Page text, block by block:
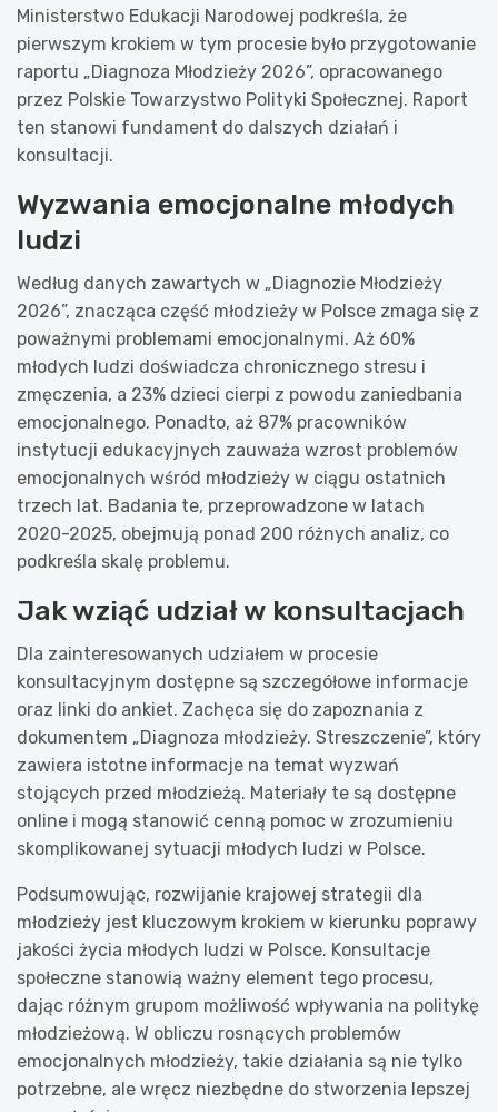
Ministerstwo Edukacji Narodowej podkreśla, że
pierwszym krokiem w tym procesie było przygotowanie
raportu „Diagnoza Młodzieży 2026”, opracowanego
przez Polskie Towarzystwo Polityki Społecznej. Raport
ten stanowi fundament do dalszych działań i
konsultacji.
Wyzwania emocjonalne młodych
ludzi
Według danych zawartych w „Diagnozie Młodzieży
2026”, znacząca część młodzieży w Polsce zmaga się z
poważnymi problemami emocjonalnymi. Aż 60%
młodych ludzi doświadcza chronicznego stresu i
zmęczenia, a 23% dzieci cierpi z powodu zaniedbania
emocjonalnego. Ponadto, aż 87% pracowników
instytucji edukacyjnych zauważa wzrost problemów
emocjonalnych wśród młodzieży w ciągu ostatnich
trzech lat. Badania te, przeprowadzone w latach
2020-2025, obejmują ponad 200 różnych analiz, co
podkreśla skalę problemu.
Jak wziąć udział w konsultacjach
Dla zainteresowanych udziałem w procesie
konsultacyjnym dostępne są szczegółowe informacje
oraz linki do ankiet. Zachęca się do zapoznania z
dokumentem „Diagnoza młodzieży. Streszczenie”, który
zawiera istotne informacje na temat wyzwań
stojących przed młodzieżą. Materiały te są dostępne
online i mogą stanowić cenną pomoc w zrozumieniu
skomplikowanej sytuacji młodych ludzi w Polsce.
Podsumowując, rozwijanie krajowej strategii dla
młodzieży jest kluczowym krokiem w kierunku poprawy
jakości życia młodych ludzi w Polsce. Konsultacje
społeczne stanowią ważny element tego procesu,
dając różnym grupom możliwość wpływania na politykę
młodzieżową. W obliczu rosnących problemów
emocjonalnych młodzieży, takie działania są nie tylko
potrzebne, ale wręcz niezbędne do stworzenia lepszej